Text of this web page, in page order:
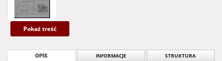
Pokaż treść
OPIS INFORMACJE STRUKTURA